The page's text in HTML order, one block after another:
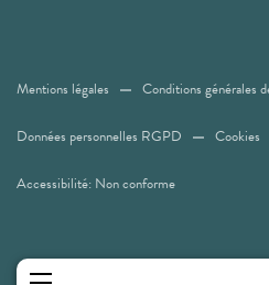
Mentions légales Conditions générales
Données personnelles RGPD Cookies
Accessibilité: Non conforme